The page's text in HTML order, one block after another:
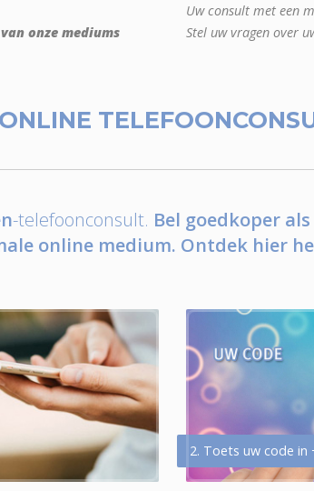
onze mediums
Uw consult met een
Stel uw vragen over
ONLINE
-telefoonconsult. Bel goedkoper
online medium. Ontdek hier
2. Toets uw code in